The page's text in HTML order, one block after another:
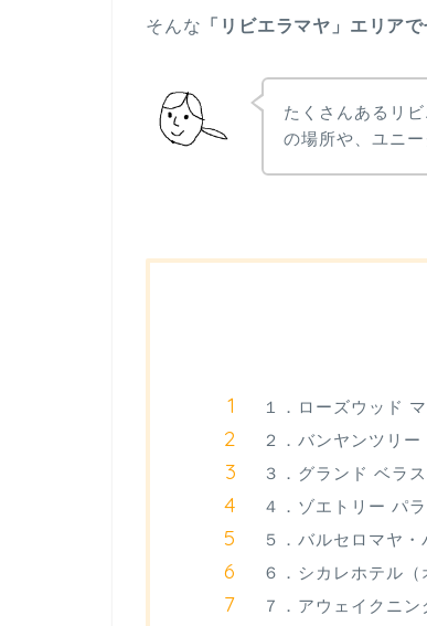
そんな 「リビエラマヤ」エリア
たくさんあるリ
の場所や、ユニ
１．ローズウッド
２．バンヤンツリ
３．グランド ベラ
４．ゾエトリー パ
５．バルセロマヤ
６．シカレホテル（
７．アウェイクニン